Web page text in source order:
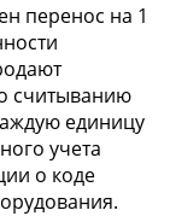
перенос на 1
считыванию
единицу
учета
о коде